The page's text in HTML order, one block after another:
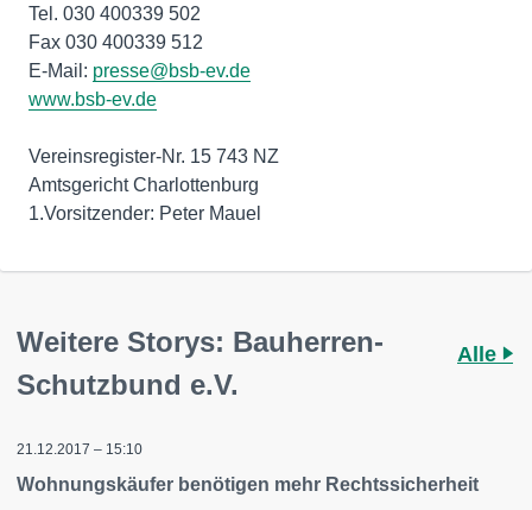
Tel. 030 400339 502
Fax 030 400339 512
E-Mail: presse@bsb-ev.de
www.bsb-ev.de
Vereinsregister-Nr. 15 743 NZ
Amtsgericht Charlottenburg
1.Vorsitzender: Peter Mauel
Weitere Storys: Bauherren-
Schutzbund e.V.
Alle
21.12.2017 – 15:10
Wohnungskäufer benötigen mehr Rechtssicherheit